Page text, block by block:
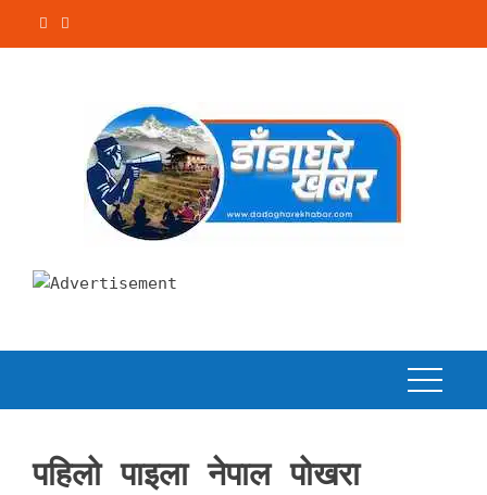
पहिलो पाइला नेपाल पोखरा